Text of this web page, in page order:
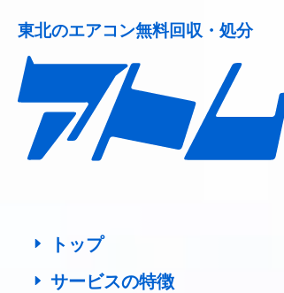
東北のエアコン無料回収・処分
トップ
サービスの特徴